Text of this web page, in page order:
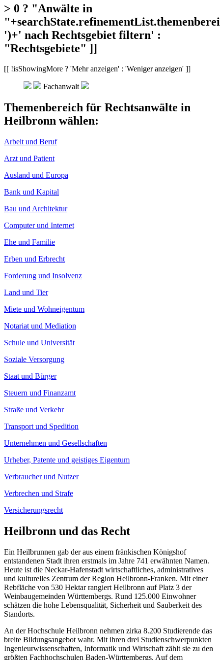
> 0 ? "Anwälte in
')+' nach Rechtsgebiet filtern' :
"Rechtsgebiete" ]]
[[ !isShowingMore ? 'Mehr anzeigen' : 'Weniger anzeigen' ]]
Fachanwalt
Themenbereich für Rechtsanwälte in
Heilbronn wählen:
Arbeit und Beruf
Arzt und Patient
Ausland und Europa
Bank und Kapital
Bau und Architektur
Computer und Internet
Ehe und Familie
Erben und Erbrecht
Forderung und Insolvenz
Land und Tier
Miete und Wohneigentum
Notariat und Mediation
Schule und Universität
Soziale Versorgung
Staat und Bürger
Steuern und Finanzamt
Straße und Verkehr
Transport und Spedition
Unternehmen und Gesellschaften
Urheber, Patente und geistiges Eigentum
Verbraucher und Nutzer
Verbrechen und Strafe
Versicherungsrecht
Heilbronn und das Recht
Ein Heilbrunnen gab der aus einem fränkischen Königshof
entstandenen Stadt ihren erstmals im Jahre 741 erwähnten Namen.
Heute ist die Neckar-Hafenstadt wirtschaftliches, administratives
und kulturelles Zentrum der Region Heilbronn-Franken. Mit einer
Rebfläche von 530 Hektar rangiert Heilbronn auf Platz 3 der
Weinbaugemeinden Württembergs. Rund 125.000 Einwohner
schätzen die hohe Lebensqualität, Sicherheit und Sauberkeit des
Standorts.
An der Hochschule Heilbronn nehmen zirka 8.200 Studierende das
breite Bildungsangebot wahr. Mit ihren drei Studienschwerpunkten
Ingenieurwissenschaften, Informatik und Wirtschaft zählt sie zu den
größten Fachhochschulen Baden-Württembergs. Auf dem